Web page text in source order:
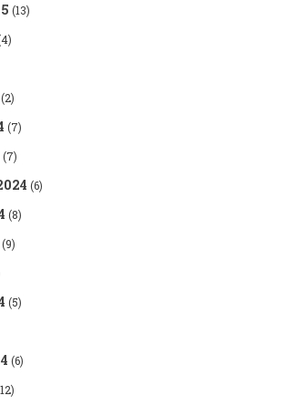
(13)
(2)
(7)
(7)
(6)
(8)
(9)
(5)
(6)